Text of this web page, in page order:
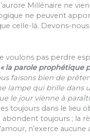
Millénaire ne
ne peuvent
celle-là. Devons-
voulons pas perdre
« la parole prophétique
faisons bien de
lampe qui brille dans
le jour vienne à
toujours dans le lieu
abondent toujours ; la
n’exerce